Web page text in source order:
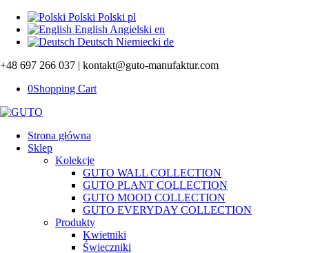
Polski Polski pl
English Angielski en
Deutsch Niemiecki de
+48 697 266 037 | kontakt@guto-manufaktur.com
0Shopping Cart
Strona główna
Sklep
Kolekcje
GUTO WALL COLLECTION
GUTO PLANT COLLECTION
GUTO MOOD COLLECTION
GUTO EVERYDAY COLLECTION
Produkty
Kwietniki
Świeczniki